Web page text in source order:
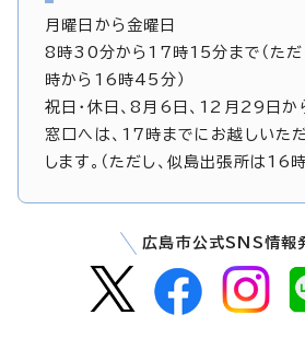
月曜日から金曜日
8時30分から17時15分まで（ただ
時から16時45分）
祝日・休日、8月6日、12月29日
窓口へは、17時までにお越しいた
します。（ただし、似島出張所は16
広島市公式SNS情報